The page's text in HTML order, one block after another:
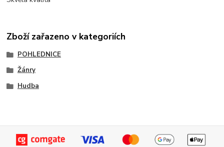
Zboží zařazeno v kategoriích
POHLEDNICE
Žánry
Hudba